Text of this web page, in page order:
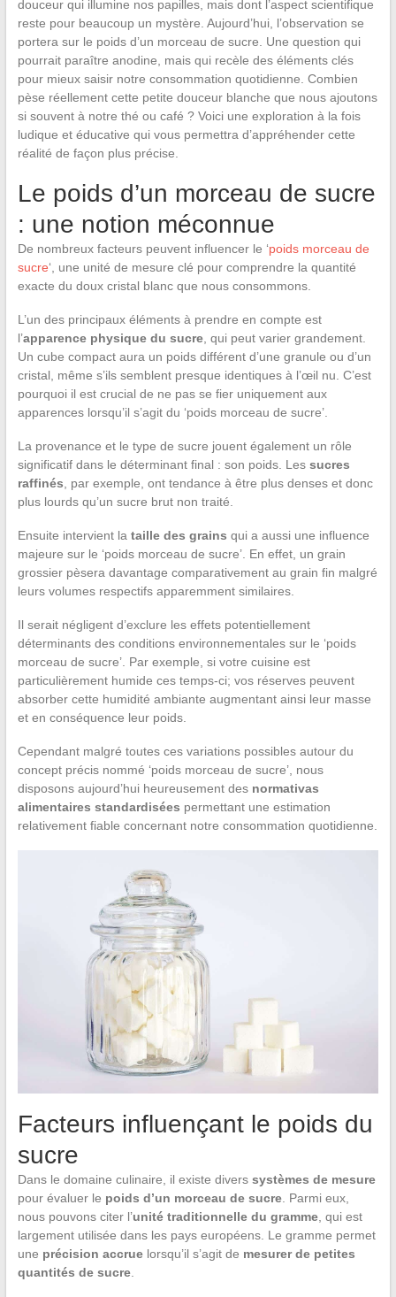
douceur qui illumine nos papilles, mais dont l’aspect scientifique
reste pour beaucoup un mystère. Aujourd’hui, l’observation se
portera sur le poids d’un morceau de sucre. Une question qui
pourrait paraître anodine, mais qui recèle des éléments clés
pour mieux saisir notre consommation quotidienne. Combien
pèse réellement cette petite douceur blanche que nous ajoutons
si souvent à notre thé ou café ? Voici une exploration à la fois
ludique et éducative qui vous permettra d’appréhender cette
réalité de façon plus précise.
Le poids d’un morceau de sucre
: une notion méconnue
De nombreux facteurs peuvent influencer le ‘poids morceau de
sucre‘, une unité de mesure clé pour comprendre la quantité
exacte du doux cristal blanc que nous consommons.
L’un des principaux éléments à prendre en compte est
l’apparence physique du sucre, qui peut varier grandement.
Un cube compact aura un poids différent d’une granule ou d’un
cristal, même s’ils semblent presque identiques à l’œil nu. C’est
pourquoi il est crucial de ne pas se fier uniquement aux
apparences lorsqu’il s’agit du ‘poids morceau de sucre’.
La provenance et le type de sucre jouent également un rôle
significatif dans le déterminant final : son poids. Les sucres
raffinés , par exemple, ont tendance à être plus denses et donc
plus lourds qu’un sucre brut non traité.
Ensuite intervient la taille des grains qui a aussi une influence
majeure sur le ‘poids morceau de sucre’. En effet, un grain
grossier pèsera davantage comparativement au grain fin malgré
leurs volumes respectifs apparemment similaires.
Il serait négligent d’exclure les effets potentiellement
déterminants des conditions environnementales sur le ‘poids
morceau de sucre’. Par exemple, si votre cuisine est
particulièrement humide ces temps-ci; vos réserves peuvent
absorber cette humidité ambiante augmentant ainsi leur masse
et en conséquence leur poids.
Cependant malgré toutes ces variations possibles autour du
concept précis nommé ‘poids morceau de sucre’, nous
disposons aujourd’hui heureusement des normativas
alimentaires standardisées permettant une estimation
relativement fiable concernant notre consommation quotidienne.
Facteurs influençant le poids du
sucre
Dans le domaine culinaire, il existe divers systèmes de mesure
pour évaluer le poids d’un morceau de sucre. Parmi eux,
nous pouvons citer l’unité traditionnelle du gramme, qui est
largement utilisée dans les pays européens. Le gramme permet
une précision accruelorsqu’il s’agit de mesurer de petites
quantités de sucre.